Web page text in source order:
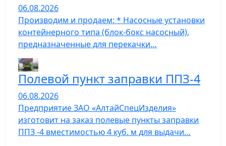
06.08.2026
Производим и продаем: * Насосные установки
контейнерного типа (блок-бокс насосный),
предназначенные для перекачки…
Полевой пункт заправки ППЗ-4
06.08.2026
Предприятие ЗАО «АлтайСпецИзделия»
изготовит на заказ полевые пункты заправки
ППЗ -4 вместимостью 4 куб. м для выдачи…